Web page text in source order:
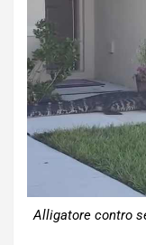
Alligatore contro